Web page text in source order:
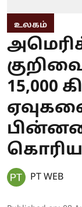
உலகம்
15,000
PT WEB